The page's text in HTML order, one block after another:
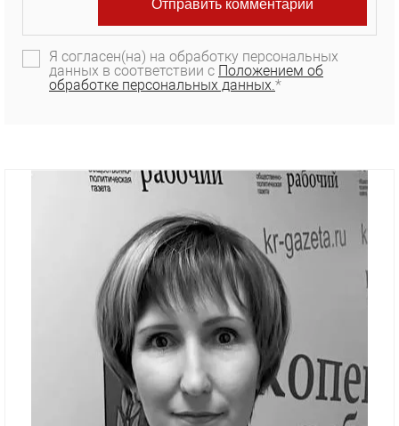
Я согласен(на) на обработку персональных
данных в соответствии с Положением об
обработке персональных данных.*